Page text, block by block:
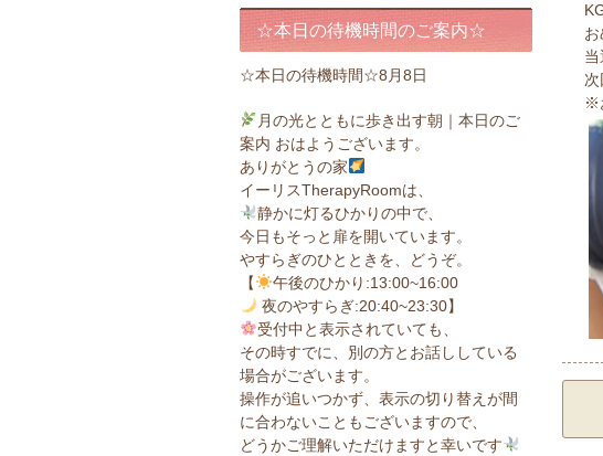
※
☆本日の待機時間のご案内☆
☆本日の待機時間☆8月8日
月の光とともに歩き出す朝｜本日のご
案内 おはようございます。
ありがとうの家
イーリスTherapyRoomは、
静かに灯るひかりの中で、
今日もそっと扉を開いています。
やすらぎのひとときを、どうぞ。
【
午後のひかり:13:00~16:00
夜のやすらぎ:20:40~23:30】
受付中と表示されていても、
その時すでに、別の方とお話ししている
場合がございます。
操作が追いつかず、表示の切り替えが間
に合わないこともございますので、
どうかご理解いただけますと幸いです